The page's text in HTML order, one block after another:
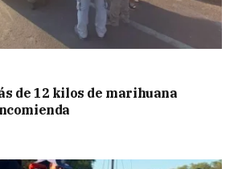
de 12 kilos de marihuana